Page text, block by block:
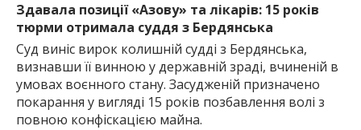
Здавала позиції «Азову» та лікарів: 15 років
тюрми отримала суддя з Бердянська
Суд виніс вирок колишній судді з Бердянська,
визнавши її винною у державній зраді, вчиненій в
умовах воєнного стану. Засудженій призначено
покарання у вигляді 15 років позбавлення волі з
повною конфіскацією майна.